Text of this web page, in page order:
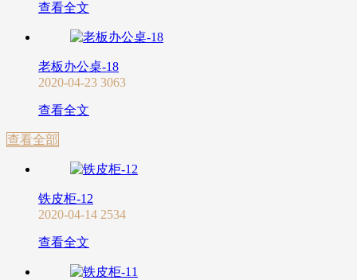
查看全文
老板办公桌-18
2020-04-23 3063
查看全文
查看全部
铁皮柜-12
2020-04-14 2534
查看全文